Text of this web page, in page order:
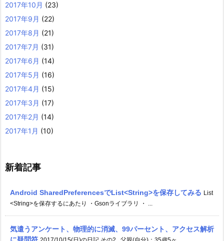
2017年10月 (23)
2017年9月 (22)
2017年8月 (21)
2017年7月 (31)
2017年6月 (14)
2017年5月 (16)
2017年4月 (15)
2017年3月 (17)
2017年2月 (14)
2017年1月 (10)
新着記事
Android SharedPreferencesでList<String>を保存してみる List
<String>を保存するにあたり ・Gsonライブラリ ・ ...
気遣うアンケート、物理的に消滅、99パーセント、アクセス解析